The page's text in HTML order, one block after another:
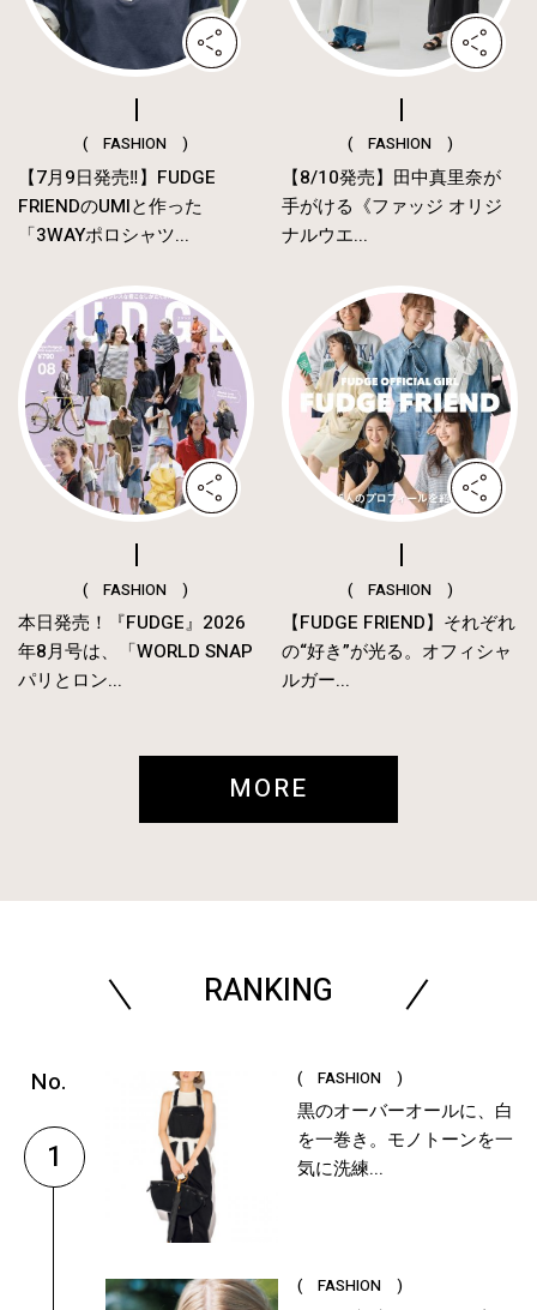
( FASHION )
【7月9日発売‼︎】FUDGE
FRIENDのUMIと作った
「3WAYポロシャツ...
( FASHION )
【8/10発売】田中真里奈が
手がける《ファッジ オリジ
ナルウエ...
( FASHION )
本日発売！『FUDGE』2026
年8月号は、「WORLD SNAP
パリとロン...
( FASHION )
【FUDGE FRIEND】それぞれ
の“好き”が光る。オフィシャ
ルガー...
MORE
RANKING
1
( FASHION )
黒のオーバーオールに、白
を一巻き。モノトーンを一
気に洗練...
( FASHION )